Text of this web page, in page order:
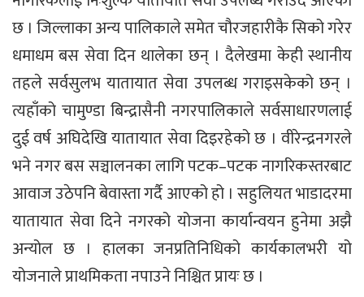
छ । जिल्लाका अन्य पालिकाले समेत चौरजहारीकै सिको गरेर
धमाधम बस सेवा दिन थालेका छन् । दैलेखमा केही स्थानीय
तहले सर्वसुलभ यातायात सेवा उपलब्ध गराइसकेको छन् ।
त्यहाँको चामुण्डा बिन्द्रासैनी नगरपालिकाले सर्वसाधारणलाई
दुई वर्ष अघिदेखि यातायात सेवा दिइरहेको छ । वीरेन्द्रनगरले
भने नगर बस सञ्चालनका लागि पटक–पटक नागरिकस्तरबाट
आवाज उठेपनि बेवास्ता गर्दै आएको हो । सहुलियत भाडादरमा
यातायात सेवा दिने नगरको योजना कार्यान्वयन हुनेमा अझै
अन्योल छ । हालका जनप्रतिनिधिको कार्यकालभरी यो
योजनाले प्राथमिकता नपाउने निश्चित प्रायः छ ।